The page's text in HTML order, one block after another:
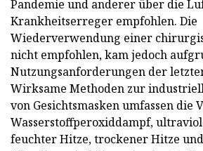
Pandemie und anderer über die
Krankheitserreger empfohlen. Die
Wiederverwendung einer
nicht empfohlen, kam jedoch
Nutzungsanforderungen der
Wirksame Methoden zur
von Gesichtsmasken umfassen die
Wasserstoffperoxiddampf,
feuchter Hitze, trockener Hitze